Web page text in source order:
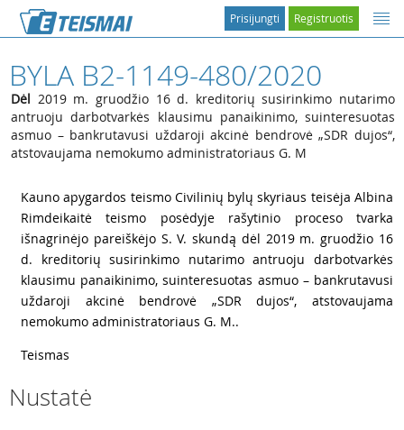
Registruotis
Prisijungti
BYLA B2-1149-480/2020
Dėl 2019 m. gruodžio 16 d. kreditorių susirinkimo nutarimo
antruoju darbotvarkės klausimu panaikinimo, suinteresuotas
asmuo – bankrutavusi uždaroji akcinė bendrovė „SDR dujos“,
atstovaujama nemokumo administratoriaus G. M
Kauno apygardos teismo Civilinių bylų skyriaus teisėja Albina
Rimdeikaitė teismo posėdyje rašytinio proceso tvarka
išnagrinėjo pareiškėjo S. V. skundą dėl 2019 m. gruodžio 16
d. kreditorių susirinkimo nutarimo antruoju darbotvarkės
klausimu panaikinimo, suinteresuotas asmuo – bankrutavusi
uždaroji akcinė bendrovė „SDR dujos“, atstovaujama
nemokumo administratoriaus G. M..
Teismas
Nustatė